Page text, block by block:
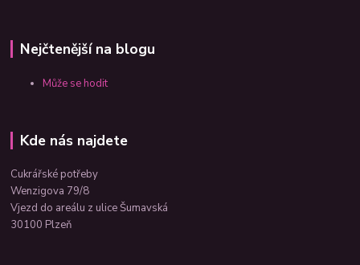
Nejčtenější na blogu
Může se hodit
Kde nás najdete
Cukrářské potřeby
Wenzigova 79/8
Vjezd do areálu z ulice Šumavská
30100 Plzeň